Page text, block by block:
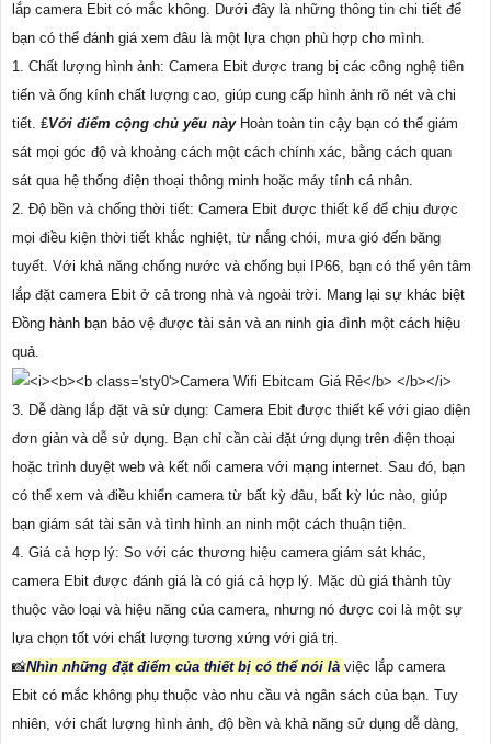
lắp camera Ebit có mắc không. Dưới đây là những thông tin chi tiết để
bạn có thể đánh giá xem đâu là một lựa chọn phù hợp cho mình.
1. Chất lượng hình ảnh: Camera Ebit được trang bị các công nghệ tiên
tiến và ống kính chất lượng cao, giúp cung cấp hình ảnh rõ nét và chi
tiết. ₤Với điểm cộng chủ yếu nàyHoàn toàn tin cậy bạn có thể giám
sát mọi góc độ và khoảng cách một cách chính xác, bằng cách quan
sát qua hệ thống điện thoại thông minh hoặc máy tính cá nhân.
2. Độ bền và chống thời tiết: Camera Ebit được thiết kế để chịu được
mọi điều kiện thời tiết khắc nghiệt, từ nắng chói, mưa gió đến băng
tuyết. Với khả năng chống nước và chống bụi IP66, bạn có thể yên tâm
lắp đặt camera Ebit ở cả trong nhà và ngoài trời. Mang lại sự khác biệt
Đồng hành bạn bảo vệ được tài sản và an ninh gia đình một cách hiệu
quả.
3. Dễ dàng lắp đặt và sử dụng: Camera Ebit được thiết kế với giao diện
đơn giản và dễ sử dụng. Bạn chỉ cần cài đặt ứng dụng trên điện thoại
hoặc trình duyệt web và kết nối camera với mạng internet. Sau đó, bạn
có thể xem và điều khiển camera từ bất kỳ đâu, bất kỳ lúc nào, giúp
bạn giám sát tài sản và tình hình an ninh một cách thuận tiện.
4. Giá cả hợp lý: So với các thương hiệu camera giám sát khác,
camera Ebit được đánh giá là có giá cả hợp lý. Mặc dù giá thành tùy
thuộc vào loại và hiệu năng của camera, nhưng nó được coi là một sự
lựa chọn tốt với chất lượng tương xứng với giá trị.
📸Nhìn những đặt điểm của thiết bị có thể nói là việc lắp camera
Ebit có mắc không phụ thuộc vào nhu cầu và ngân sách của bạn. Tuy
nhiên, với chất lượng hình ảnh, độ bền và khả năng sử dụng dễ dàng,